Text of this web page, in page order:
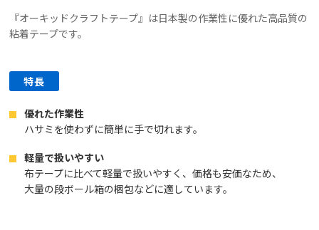
『オーキッドクラフトテープ』は日本製の作業性に優れた高品質の
粘着テープです。
特長
優れた作業性
ハサミを使わずに簡単に手で切れます。
軽量で扱いやすい
布テープに比べて軽量で扱いやすく、価格も安価なため、
大量の段ボール箱の梱包などに適しています。